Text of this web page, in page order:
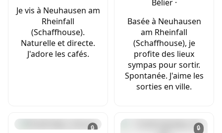
Je vis à Neuhausen am
Rheinfall
(Schaffhouse).
Naturelle et directe.
J'adore les cafés.
Bélier ·
Basée à Neuhausen
am Rheinfall
(Schaffhouse), je
profite des lieux
sympas pour sortir.
Spontanée. J'aime les
sorties en ville.
🔒 🔒